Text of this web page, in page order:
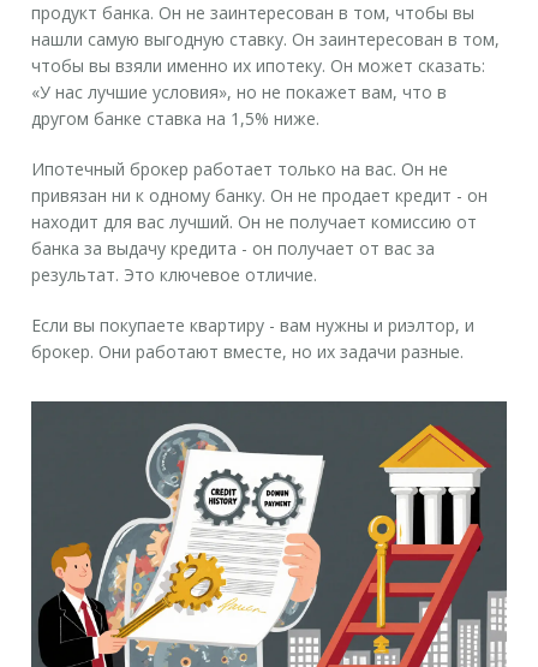
продукт банка. Он не заинтересован в том, чтобы вы
нашли самую выгодную ставку. Он заинтересован в том,
чтобы вы взяли именно их ипотеку. Он может сказать:
«У нас лучшие условия», но не покажет вам, что в
другом банке ставка на 1,5% ниже.
Ипотечный брокер работает только на вас. Он не
привязан ни к одному банку. Он не продает кредит - он
находит для вас лучший. Он не получает комиссию от
банка за выдачу кредита - он получает от вас за
результат. Это ключевое отличие.
Если вы покупаете квартиру - вам нужны и риэлтор, и
брокер. Они работают вместе, но их задачи разные.